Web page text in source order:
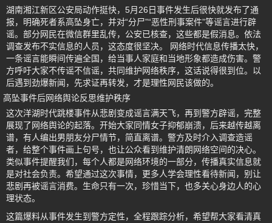
湖南湘江新区公安局动作挺快，5月26日事件发生后很快就发布了通
报，明确死者系高坠身亡，并对“分尸”“恶性刑事案件”等谣言进行辟
谣。部分网民在微信群里乱传，公安已核查，这些都是假消息。依法
调查发布不实信息的人员，这态度很坚决。 网络时代信息传播太快，
一条谣言能瞬间传遍全国，给当事人家庭和当地形象都造成伤害。警
方呼吁大家不传谣不信谣，共同维护网络秩序，这话说得很到位。以
后遇到劲爆新闻，先求证再转发，才是理性网民该做的。
高坠事件后网络舆论反思维护秩序
这次洋湖时代跳楼事件从悲剧变成谣言满天飞，再到警方辟谣，完整
展现了网络舆论的起落。开始大家同情女子抑郁崩溃，后来越传越离
谱，有人编出男朋友分尸情节，简直离谱。警方及时介入调查造谣
者，给整个事件画上句号，也让公众看到维护清朗网络空间的决心。
类似事件提醒我们，每个人都是网络环境的一部分，传播真实信息就
是对社会负责。希望通过这次事情，更多人学会理性看待新闻，别让
悲剧再被谣言消费。生命只有一次，珍惜当下，也多关心身边人的心
理状态。
这篇爆料从事件发生到警方定性，全程跟踪分析，希望帮大家看清真